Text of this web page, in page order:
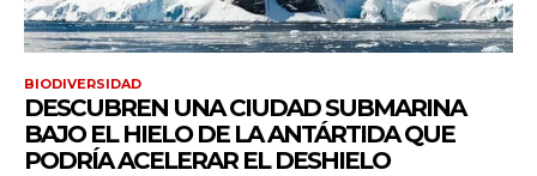
BIODIVERSIDAD
DESCUBREN UNA CIUDAD SUBMARINA
BAJO EL HIELO DE LA ANTÁRTIDA QUE
PODRÍA ACELERAR EL DESHIELO